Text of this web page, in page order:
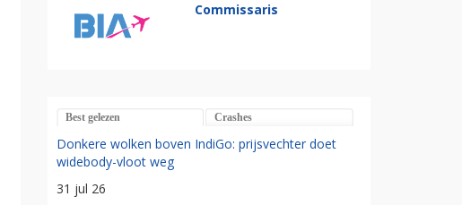
Commissaris
Best gelezen Crashes
Donkere wolken boven IndiGo: prijsvechter doet
widebody-vloot weg
31 jul 26